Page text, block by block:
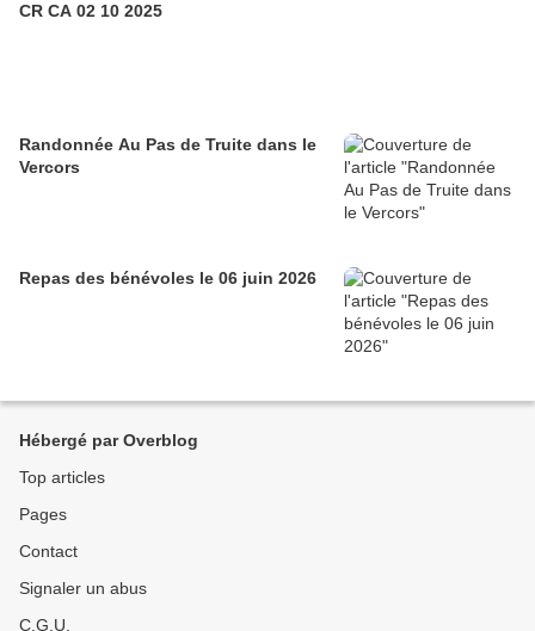
CR CA 02 10 2025
Randonnée Au Pas de Truite dans le
Vercors
Repas des bénévoles le 06 juin 2026
Hébergé par Overblog
Top articles
Pages
Contact
Signaler un abus
C.G.U.